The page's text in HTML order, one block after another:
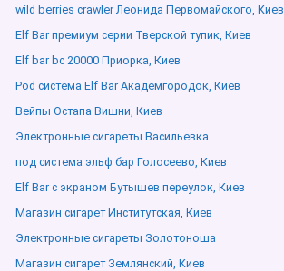
wild berries crawler Леонида Первомайского, Киев
Elf Bar премиум серии Тверской тупик, Киев
Elf bar bc 20000 Приорка, Киев
Pod система Elf Bar Академгородок, Киев
Вейпы Остапа Вишни, Киев
Электронные сигареты Васильевка
под система эльф бар Голосеево, Киев
Elf Bar с экраном Бутышев переулок, Киев
Магазин сигарет Институтская, Киев
Электронные сигареты Золотоноша
Магазин сигарет Землянский, Киев